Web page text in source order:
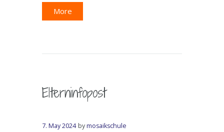
More
Elterninfopost
7. May 2024 bymosaikschule